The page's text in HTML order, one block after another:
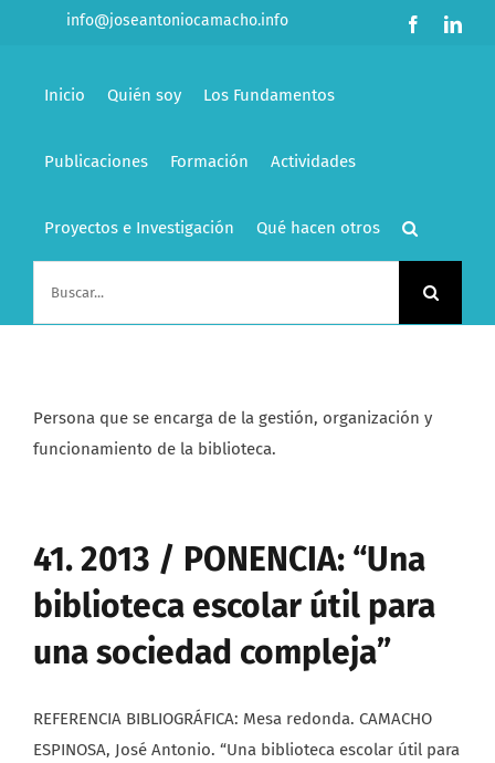
info@joseantoniocamacho.info Facebook
Inicio Quién soy Los Fundamentos
Publicaciones Formación Actividades
Proyectos e Investigación Qué hacen otros
Persona que se encarga de la gestión, organización y
funcionamiento de la biblioteca.
41. 2013 / PONENCIA: “Una
biblioteca escolar útil para
una sociedad compleja”
REFERENCIA BIBLIOGRÁFICA: Mesa redonda. CAMACHO
ESPINOSA, José Antonio. “Una biblioteca escolar útil para